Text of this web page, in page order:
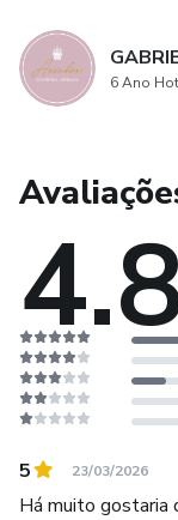
Frutas vermelhas
Maçã
Damasco
Pastas
Base para nuts
Ganaches base
Ganache maracujá
6 Ano
5 23/03/2026
Há muito gostaria